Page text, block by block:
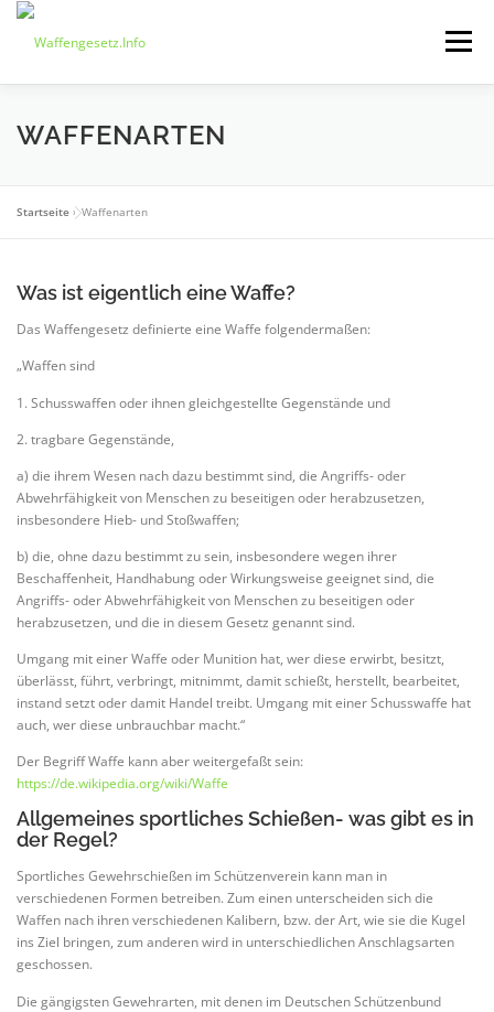
Zum
springen
Menü
ÜBER UNS INFORMATIONEN
WISSENSPORTAL
WAFFENARTEN
Startseite »Waffenarten
Was ist eigentlich eine Waffe?
Das Waffengesetz definierte eine Waffe folgendermaßen:
„Waffen sind
1. Schusswaffen oder ihnen gleichgestellte Gegenstände und
2. tragbare Gegenstände,
a) die ihrem Wesen nach dazu bestimmt sind, die Angriffs- oder
Abwehrfähigkeit von Menschen zu beseitigen oder herabzusetzen,
insbesondere Hieb- und Stoßwaffen;
b) die, ohne dazu bestimmt zu sein, insbesondere wegen ihrer
Beschaffenheit, Handhabung oder Wirkungsweise geeignet sind, die
Angriffs- oder Abwehrfähigkeit von Menschen zu beseitigen oder
herabzusetzen, und die in diesem Gesetz genannt sind.
Umgang mit einer Waffe oder Munition hat, wer diese erwirbt, besitzt,
überlässt, führt, verbringt, mitnimmt, damit schießt, herstellt, bearbeitet,
instand setzt oder damit Handel treibt. Umgang mit einer Schusswaffe hat
auch, wer diese unbrauchbar macht.“
Der Begriff Waffe kann aber weitergefaßt sein:
https://de.wikipedia.org/wiki/Waffe
Allgemeines sportliches Schießen- was gibt es in
der Regel?
Sportliches Gewehrschießen im Schützenverein kann man in
verschiedenen Formen betreiben. Zum einen unterscheiden sich die
Waffen nach ihren verschiedenen Kalibern, bzw. der Art, wie sie die Kugel
ins Ziel bringen, zum anderen wird in unterschiedlichen Anschlagsarten
geschossen.
Die gängigsten Gewehrarten, mit denen im Deutschen Schützenbund